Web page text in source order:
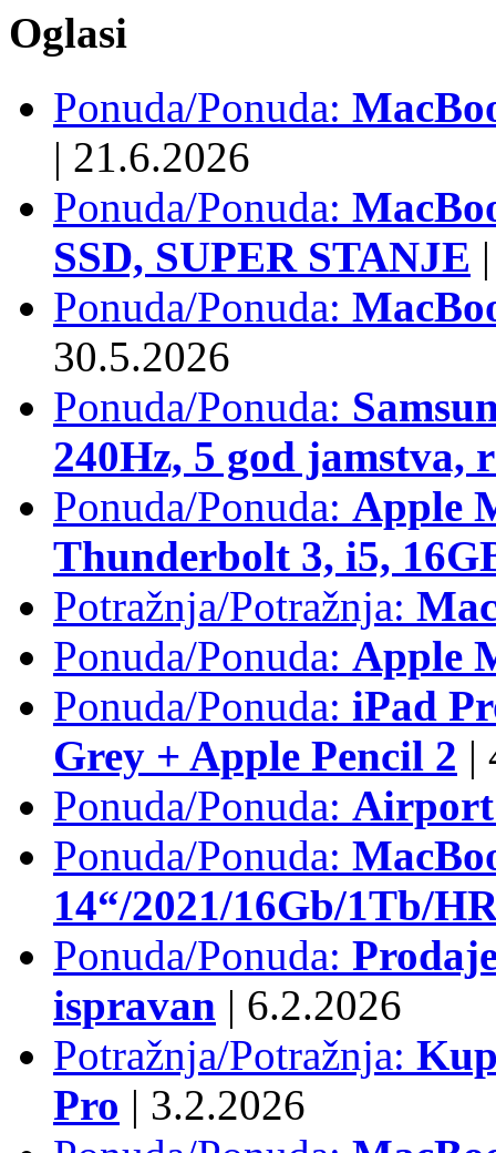
Oglasi
Ponuda/Ponuda:
| 21.6.2026
Ponuda/Ponuda:
SSD, SUPER STANJE |
Ponuda/Ponuda:
30.5.2026
Ponuda/Ponuda:
240Hz, 5 god jamstva,
Ponuda/Ponuda: Apple
Thunderbolt 3, i5,
Potražnja/Potražnja:
Ponuda/Ponuda: Apple
Ponuda/Ponuda: iPad
Grey + Apple Pencil 2 |
Ponuda/Ponuda: Airport
Ponuda/Ponuda:
14“/2021/16Gb/1Tb/
Ponuda/Ponuda:
ispravan | 6.2.2026
Potražnja/Potražnja:
Pro | 3.2.2026